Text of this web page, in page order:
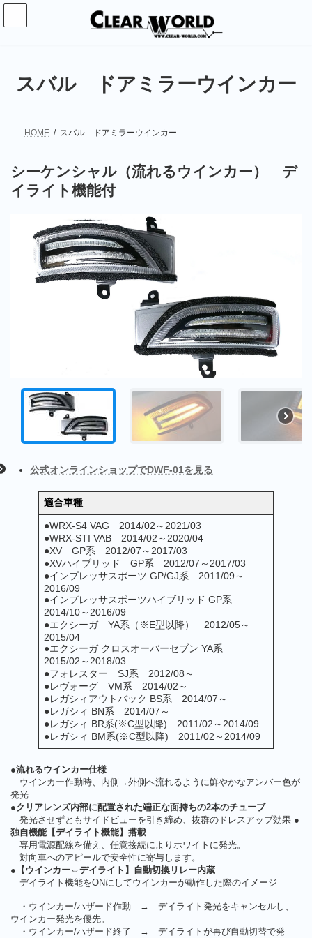
コ
テ
ナ
ゲ
スバル ドアミラーウインカー
HOME スバル ドアミラーウインカー
シーケンシャル（流れるウインカー） デ
イライト機能付
公式オンラインショップでDWF-01を見る
適合車種
●WRX-S4 VAG 2014/02～2021/03
●WRX-STI VAB 2014/02～2020/04
●XV GP系 2012/07～2017/03
●XVハイブリッド GP系 2012/07～2017/03
●インプレッサスポーツ GP/GJ系 2011/09～
2016/09
●インプレッサスポーツハイブリッド GP系
2014/10～2016/09
●エクシーガ YA系（※E型以降） 2012/05～
2015/04
●エクシーガ クロスオーバーセブン YA系
2015/02～2018/03
●フォレスター SJ系 2012/08～
●レヴォーグ VM系 2014/02～
●レガシィアウトバック BS系 2014/07～
●レガシィ BN系 2014/07～
●レガシィ BR系(※C型以降) 2011/02～2014/09
●レガシィ BM系(※C型以降) 2011/02～2014/09
●流れるウインカー仕様
ウインカー作動時、内側→外側へ流れるように鮮やかなアンバー色が
発光
●クリアレンズ内部に配置された端正な面持ちの2本のチューブ
発光させずともサイドビューを引き締め、抜群のドレスアップ効果 ●
独自機能【デイライト機能】搭載
専用電源配線を備え、任意接続によりホワイトに発光。
対向車へのアピールで安全性に寄与します。
●【ウインカー⇔デイライト】自動切換リレー内蔵
デイライト機能をONにしてウインカーが動作した際のイメージ
・ウインカー/ハザード作動 → デイライト発光をキャンセルし、
ウインカー発光を優先。
・ウインカー/ハザード終了 → デイライトが再び自動切替で発